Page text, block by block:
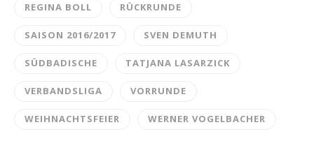
REGINA BOLL RÜCKRUNDE
SAISON 2016/2017 SVEN DEMUTH
SÜDBADISCHE TATJANA LASARZICK
VERBANDSLIGA VORRUNDE
WEIHNACHTSFEIER WERNER VOGELBACHER